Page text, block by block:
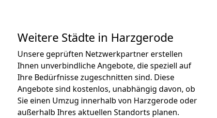
Weitere Städte in Harzgerode
Unsere geprüften Netzwerkpartner erstellen
Ihnen unverbindliche Angebote, die speziell auf
Ihre Bedürfnisse zugeschnitten sind. Diese
Angebote sind kostenlos, unabhängig davon, ob
Sie einen Umzug innerhalb von Harzgerode oder
außerhalb Ihres aktuellen Standorts planen.